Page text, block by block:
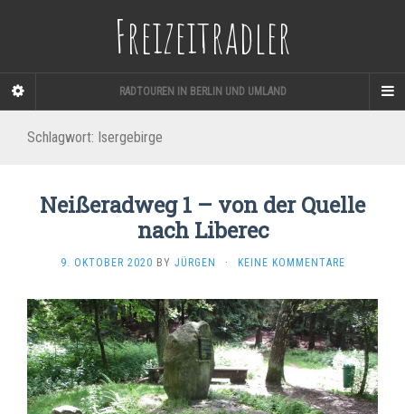
Freizeitradler
RADTOUREN IN BERLIN UND UMLAND
Schlagwort: Isergebirge
Neißeradweg 1 – von der Quelle
nach Liberec
9. OKTOBER 2020 BY JÜRGEN · KEINE KOMMENTARE